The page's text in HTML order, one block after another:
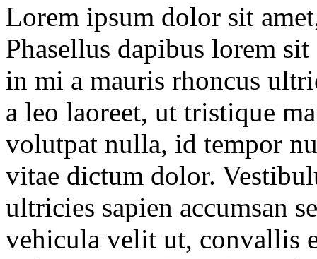
Lorem ipsum dolor sit
Phasellus dapibus lorem
in mi a mauris rhoncus
a leo laoreet, ut tristique
volutpat nulla, id tempor
vitae dictum dolor.
ultricies sapien accumsan
vehicula velit ut, convallis